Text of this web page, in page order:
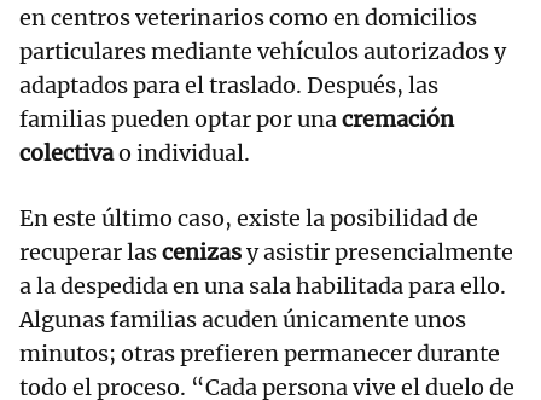
en centros veterinarios como en domicilios
particulares mediante vehículos autorizados y
adaptados para el traslado. Después, las
familias pueden optar por unacremación
colectivao individual.
En este último caso, existe la posibilidad de
recuperar lascenizasy asistir presencialmente
a la despedida en una sala habilitada para ello.
Algunas familias acuden únicamente unos
minutos; otras prefieren permanecer durante
todo el proceso. “Cada persona vive el duelo de